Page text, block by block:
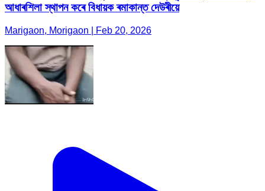
আধাৰশিলা স্থাপন কৰে বিধায়ক ৰমাকান্ত দেউৰীয়ে
Marigaon, Morigaon | Feb 20, 2026